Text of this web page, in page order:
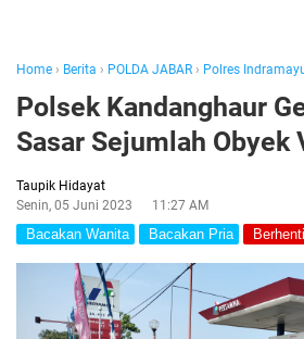
Home › Berita › POLDA JABAR › Polres
Polsek Kandanghaur
Sasar Sejumlah Obyek
Taupik Hidayat
Senin, 05 Juni 2023
11:27 AM
Bacakan Wanita Bacakan Pria Berhenti